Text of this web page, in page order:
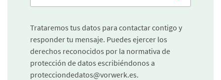
Trataremos tus datos para contactar contigo y
responder tu mensaje. Puedes ejercer los
derechos reconocidos por la normativa de
protección de datos escribiéndonos a
protecciondedatos@vorwerk.es.